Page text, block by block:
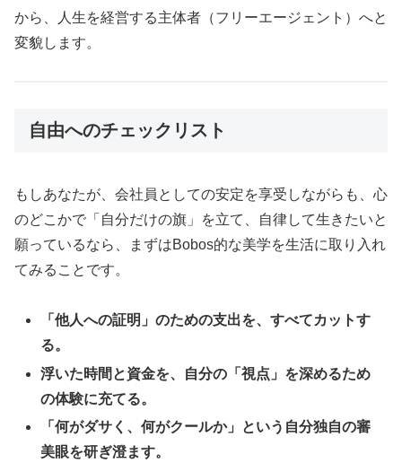
から、人生を経営する主体者（フリーエージェント）へと
変貌します。
自由へのチェックリスト
もしあなたが、会社員としての安定を享受しながらも、心
のどこかで「自分だけの旗」を立て、自律して生きたいと
願っているなら、まずはBobos的な美学を生活に取り入れ
てみることです。
「他人への証明」のための支出を、すべてカットす
る。
浮いた時間と資金を、自分の「視点」を深めるため
の体験に充てる。
「何がダサく、何がクールか」という自分独自の審
美眼を研ぎ澄ます。